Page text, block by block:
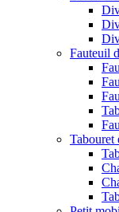
Fauteuil
Tabouret